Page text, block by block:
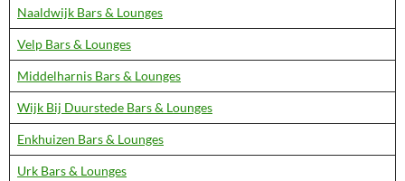
Naaldwijk Bars & Lounges
Velp Bars & Lounges
Middelharnis Bars & Lounges
Wijk Bij Duurstede Bars & Lounges
Enkhuizen Bars & Lounges
Urk Bars & Lounges